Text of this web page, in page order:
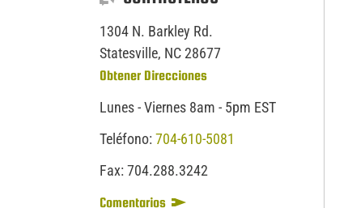
1304 N. Barkley Rd.
Statesville, NC 28677
Obtener Direcciones
Lunes - Viernes 8am - 5pm EST
Teléfono: 704-610-5081
Fax: 704.288.3242
Comentarios